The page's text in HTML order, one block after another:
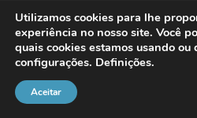
2026 - Personalcob - CNPJ:
Utilizamos cookies para lhe
experiência no nosso site. Você
quais cookies estamos usando ou
configurações. Definições.
Aceitar